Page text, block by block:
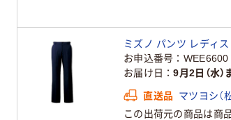
ミズノ パンツ レディス
お申込番号
WEE6600
お届け日
9月2日（水）
直送品
マツヨシ（
この出荷元の商品は商